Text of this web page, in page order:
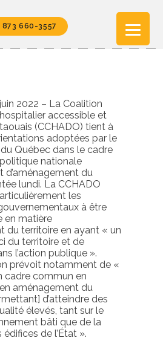
873 660-3557
2022 – La Coalition
accessible et
(CCHADO) tient à
adoptées par le
Québec dans le cadre
nationale
d’aménagement du
lundi. La CCHADO
les
à être
en matière
du territoire en ayant « un
du territoire et de
l’action publique ».
prévoit notamment de «
cadre commun en
aménagement du
d’atteindre des
élevés, tant sur le
bâti que de la
de l’État ».